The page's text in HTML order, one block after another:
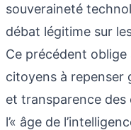
souveraineté
débat légitime sur
Ce précédent oblige
citoyens à repenser
et transparence des
l’« âge de